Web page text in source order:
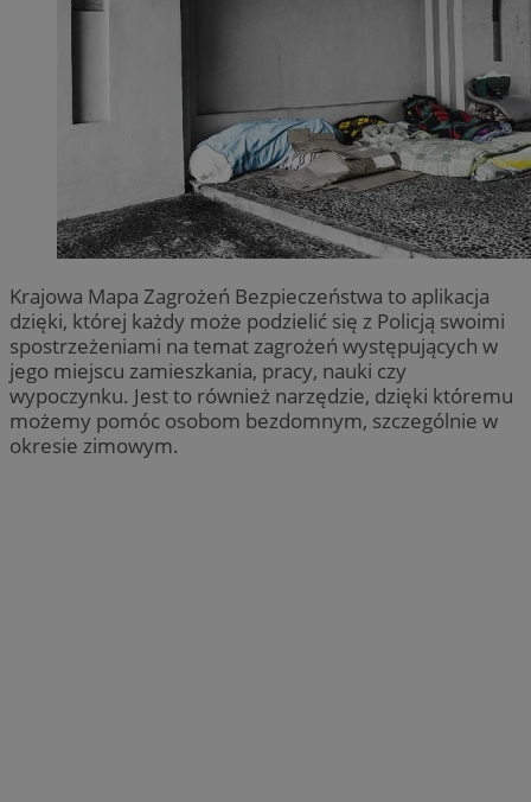
Krajowa Mapa Zagrożeń Bezpieczeństwa to aplikacja
dzięki, której każdy może podzielić się z Policją swoimi
spostrzeżeniami na temat zagrożeń występujących w
jego miejscu zamieszkania, pracy, nauki czy
wypoczynku. Jest to również narzędzie, dzięki któremu
możemy pomóc osobom bezdomnym, szczególnie w
okresie zimowym.